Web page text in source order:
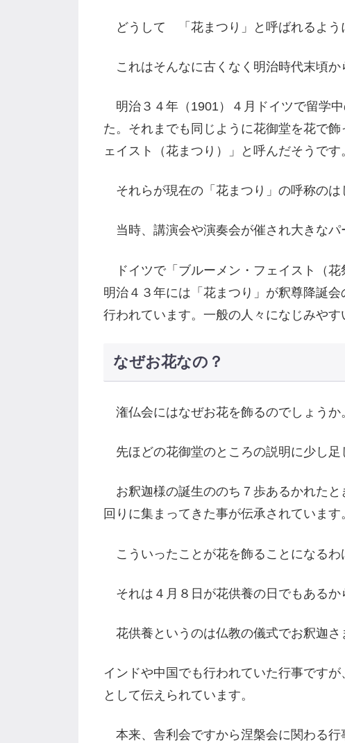
どうして 「花まつり」と呼ばれるよう
これはそんなに古くなく明治時代末頃か
明治３４年（1901）４月ドイツで留学
た。それまでも同じように花御堂を花で
ェイスト（花まつり）」と呼んだそうです
それらが現在の「花まつり」の呼称のは
当時、講演会や演奏会が催され大きなパ
ドイツで「ブルーメン・フェイスト（花
明治４３年には「花まつり」が釈尊降誕
行われています。一般の人々になじみや
なぜお花なの？
潅仏会にはなぜお花を飾るのでしょうか
先ほどの花御堂のところの説明に少し足
お釈迦様の誕生ののち７歩あるかれたと
回りに集まってきた事が伝承されています
こういったことが花を飾ることになるわ
それは４月８日が花供養の日でもあるか
花供養というのは仏教の儀式でお釈迦さ
インドや中国でも行われていた行事です
として伝えられています。
本来、舎利会ですから涅槃会に関わる行